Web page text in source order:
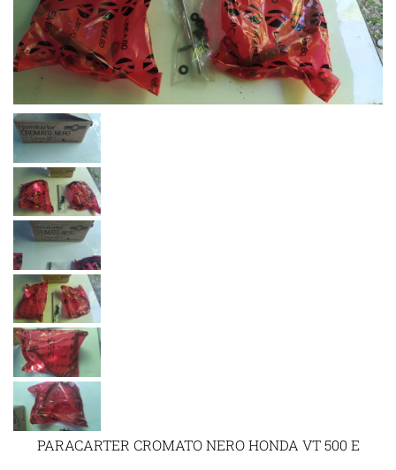
PARACARTER CROMATO NERO HONDA VT 500 E